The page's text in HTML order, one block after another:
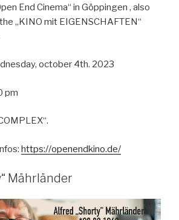
End Cinema“ in Göppingen , also
„KINO mit EIGENSCHAFTEN“
october 4th. 2023
pm
https://openendkino.de/
Mährländer